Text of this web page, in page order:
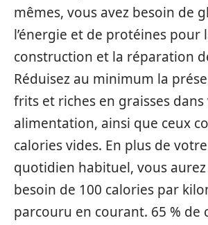
mêmes, vous avez besoin de
l’énergie et de protéines pour
construction et la réparation
Réduisez au minimum la
frits et riches en graisses
alimentation, ainsi que ceux
calories vides. En plus de
quotidien habituel, vous
besoin de 100 calories par
parcouru en courant. 65 % de